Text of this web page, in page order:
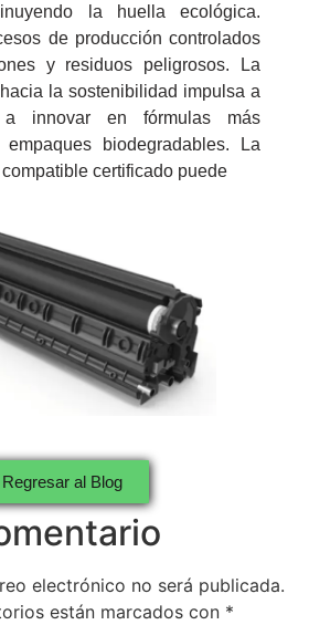
la huella ecológica.
de producción controlados
y residuos peligrosos. La
la sostenibilidad impulsa a
a innovar en fórmulas más
biodegradables. La
certificado puede
Regresar al Blog
electrónico no será publicada.
están marcados con *